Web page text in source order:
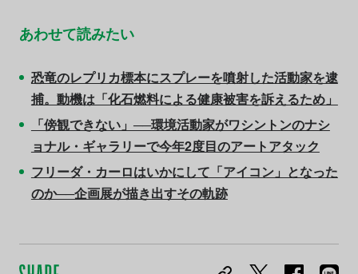
あわせて読みたい
恐竜のレプリカ標本にスプレーを噴射した活動家を逮
捕。動機は「化石燃料による健康被害を訴えるため」
「傍観できない」──環境活動家がワシントンのナシ
ョナル・ギャラリーで今年2度目のアートアタック
フリーダ・カーロはいかにして「アイコン」となった
のか──企画展が描き出すその軌跡